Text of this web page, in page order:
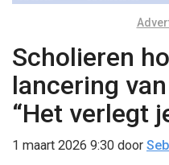
Scholieren
lancering
“Het verlegt
1 maart 2026 9:30 door